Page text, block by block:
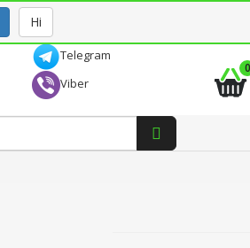
Ні
Telegram
Viber
0